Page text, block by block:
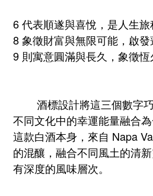
6 代表順遂與喜悅，是人生旅
8 象徵財富與無限可能，啟發
9 則寓意圓滿與長久，象徵恆
酒標設計將這三個數字巧
不同文化中的幸運能量融合
這款白酒本身，來自 Napa
的混釀，融合不同風土的清
有深度的風味層次。